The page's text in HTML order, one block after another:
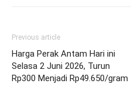
Previous article
Harga Perak Antam Hari ini
Selasa 2 Juni 2026, Turun
Rp300 Menjadi Rp49.650/gram